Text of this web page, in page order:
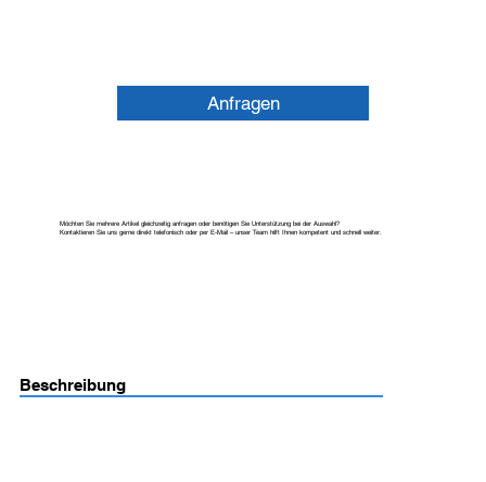
Anfragen
Möchten Sie mehrere Artikel gleichzeitig anfragen oder benötigen Sie Unterstützung bei der Auswahl?
Kontaktieren Sie uns gerne direkt telefonisch oder per E-Mail – unser Team hilft Ihnen kompetent und schnell weiter.
Beschreibung